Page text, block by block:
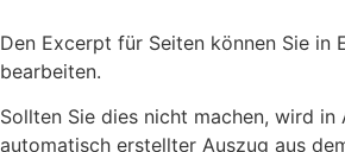
Den Excerpt für Seiten können Sie in
bearbeiten.
Sollten Sie dies nicht machen, wird in
automatisch erstellter Auszug aus